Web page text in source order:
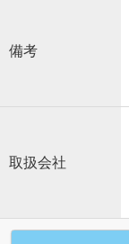
備考
取扱会社